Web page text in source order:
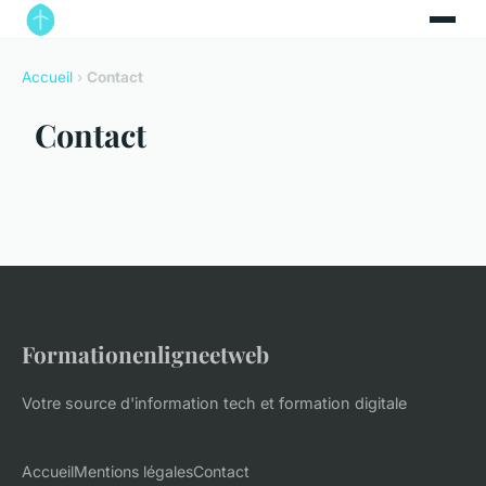
Accueil › Contact
Contact
Formationenligneetweb
Votre source d'information tech et formation digitale
AccueilMentions légalesContact